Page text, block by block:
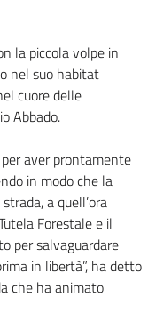
la piccola volpe in
nel suo habitat
cuore delle
Abbado.
aver prontamente
in modo che la
a quell’ora
Forestale e il
per salvaguardare
in libertà”, ha detto
che ha animato